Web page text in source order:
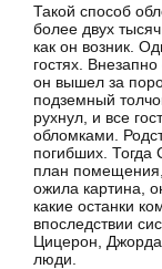
Такой способ
более двух
как он возник.
гостях.
он вышел за
подземный
рухнул, и все
обломками.
погибших.
план помещения,
ожила картина,
какие останки
впоследствии
Цицерон,
люди.